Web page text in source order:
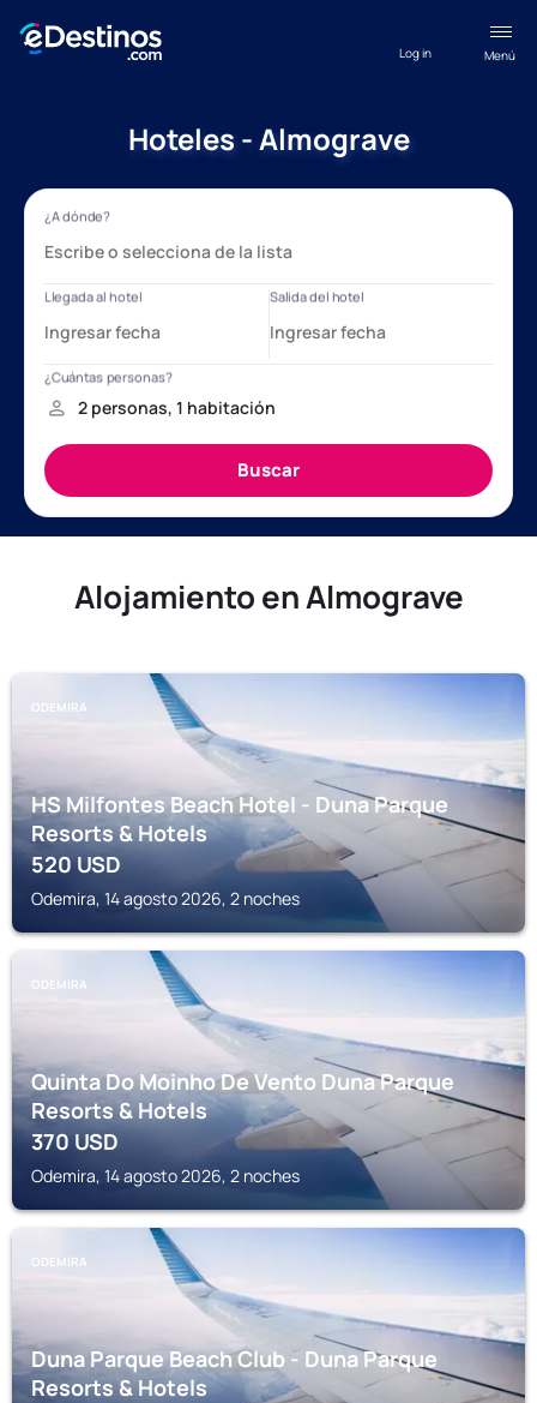
Menú
Log in
Hoteles - Almograve
Alojamiento en Almograve
ODEMIRA
HS Milfontes Beach Hotel - Duna Parque
Resorts & Hotels
520USD
Odemira, 14 agosto 2026, 2 noches
ODEMIRA
Quinta Do Moinho De Vento Duna Parque
Resorts & Hotels
370USD
Odemira, 14 agosto 2026, 2 noches
ODEMIRA
Duna Parque Beach Club - Duna Parque
Resorts & Hotels